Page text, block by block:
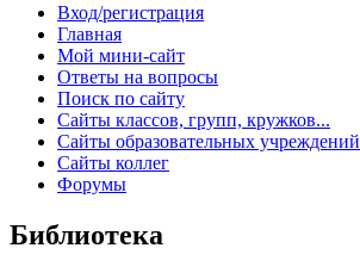
Вход/регистрация
Главная
Мой мини-сайт
Ответы на вопросы
Поиск по сайту
Сайты классов, групп, кружков...
Сайты образовательных учреждений
Сайты коллег
Форумы
Библиотека